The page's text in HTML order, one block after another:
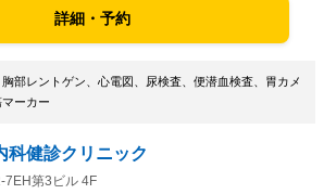
詳細・予約
部レントゲン、心電図、尿検査、便潜血検査、胃カメ
ーカー
科健診クリニック
7EH第3ビル 4F